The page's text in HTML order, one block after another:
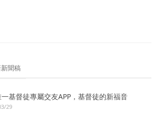
聞稿
一基督徒專屬交友APP，基督徒的新福音
29